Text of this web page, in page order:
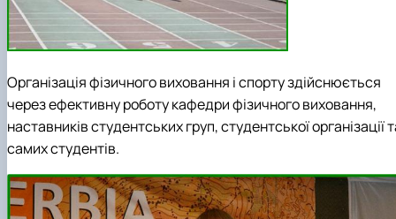
Організація фізичного виховання і спорту здійснюється
через ефективну роботу кафедри фізичного виховання,
наставників студентських груп, студентської організації
самих студентів.